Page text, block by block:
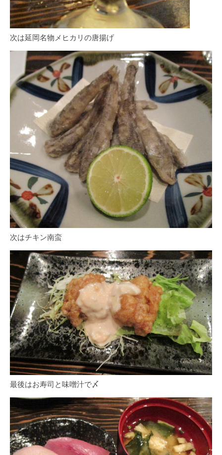
次は延岡名物メヒカリの唐揚げ
次はチキン南蛮
最後はお寿司と味噌汁で〆